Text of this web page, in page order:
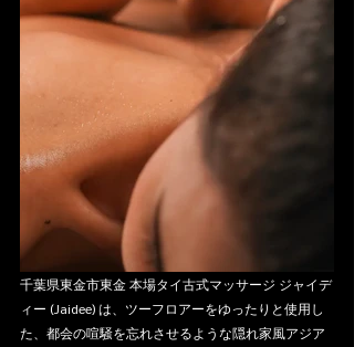
千葉県東金市東金 本場タイ古式マッサージ ジャイデ
ィー (Jaidee) は、ツーフロアーをゆったりと使用し
た、都会の喧騒を忘れさせるような隠れ家風アジア